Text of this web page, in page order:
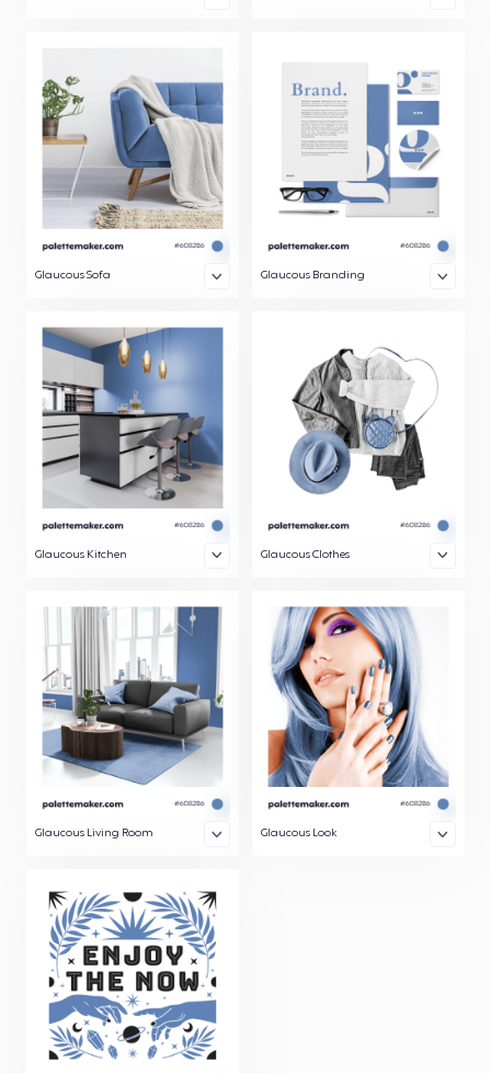
Glaucous Sofa Glaucous Branding
Glaucous Kitchen Glaucous Clothes
Glaucous Living Room Glaucous Look